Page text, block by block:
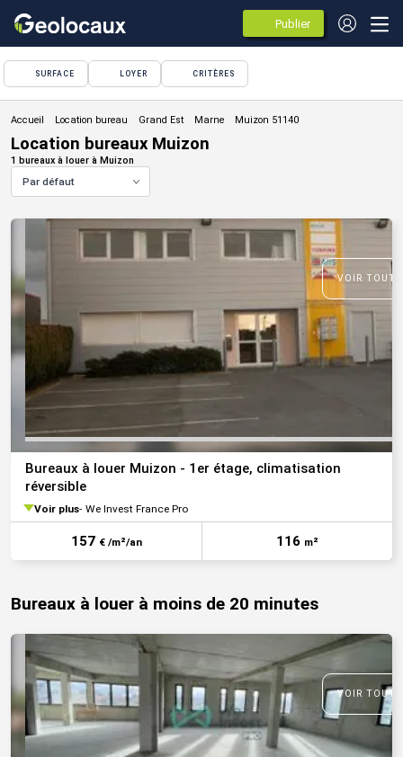
Publier
des
annonces
SURFACE LOYER CRITÈRES
Location bureau
Location bureaux Muizon
1 bureaux à louer à Muizon
Par défaut
VOIR
Bureaux à louer Muizon - 1er étage, climatisation
réversible
Voir plus We Invest France Pro
157 € /m²/an 116 m²
Bureaux à louer à moins de 20 minutes
VOIR